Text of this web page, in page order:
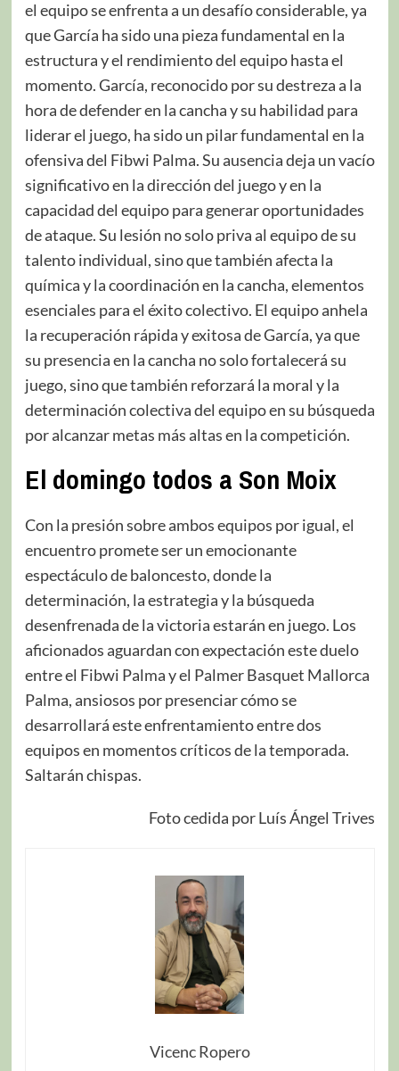
el equipo se enfrenta a un desafío considerable, ya
que García ha sido una pieza fundamental en la
estructura y el rendimiento del equipo hasta el
momento. García, reconocido por su destreza a la
hora de defender en la cancha y su habilidad para
liderar el juego, ha sido un pilar fundamental en la
ofensiva del Fibwi Palma. Su ausencia deja un vacío
significativo en la dirección del juego y en la
capacidad del equipo para generar oportunidades
de ataque. Su lesión no solo priva al equipo de su
talento individual, sino que también afecta la
química y la coordinación en la cancha, elementos
esenciales para el éxito colectivo. El equipo anhela
la recuperación rápida y exitosa de García, ya que
su presencia en la cancha no solo fortalecerá su
juego, sino que también reforzará la moral y la
determinación colectiva del equipo en su búsqueda
por alcanzar metas más altas en la competición.
El domingo todos a Son Moix
Con la presión sobre ambos equipos por igual, el
encuentro promete ser un emocionante
espectáculo de baloncesto, donde la
determinación, la estrategia y la búsqueda
desenfrenada de la victoria estarán en juego. Los
aficionados aguardan con expectación este duelo
entre el Fibwi Palma y el Palmer Basquet Mallorca
Palma, ansiosos por presenciar cómo se
desarrollará este enfrentamiento entre dos
equipos en momentos críticos de la temporada.
Saltarán chispas.
Foto cedida por Luís Ángel Trives
Vicenc Ropero